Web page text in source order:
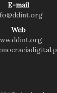
E-mail
Web